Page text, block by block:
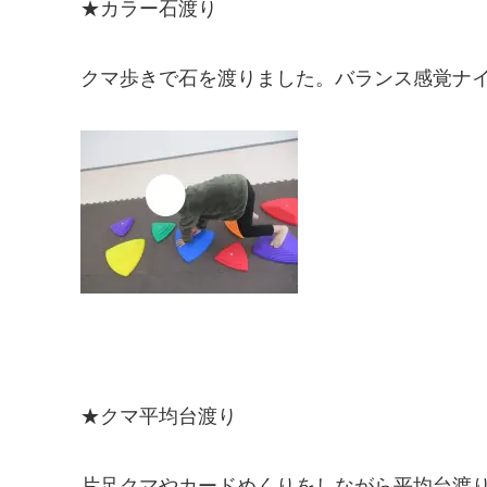
★カラー石渡り
クマ歩きで石を渡りました。バランス感覚ナ
★クマ平均台渡り